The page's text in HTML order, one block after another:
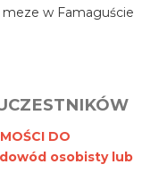
meze w Famaguście
DO
dowód osobisty lub